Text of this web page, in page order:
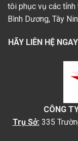
tôi phục vụ các tỉnh
Bình Dương, Tây
HÃY LIÊN HỆ
CÔNG
Trụ Sở: 335